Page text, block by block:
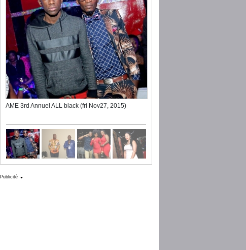
AME 3rd Annuel ALL black (fri Nov27, 2015)
Publicité